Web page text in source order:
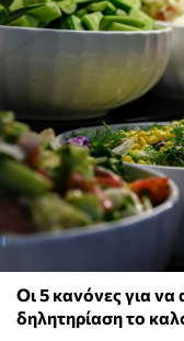
Οι 5 κανόνες για
δηλητηρίαση το